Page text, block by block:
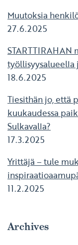
Muutoksia
27.6.2025
STARTTIRAHAN
työllisyysalueella
18.6.2025
Tiesithän jo, että
kuukaudessa
Sulkavalla?
17.3.2025
Yrittäjä – tule
11.2.2025
Archives